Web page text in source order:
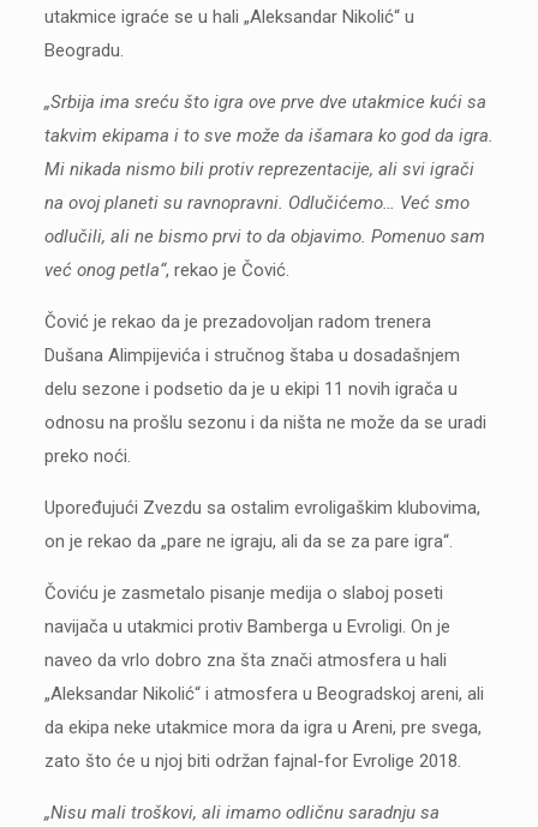
utakmice igraće se u hali „Aleksandar Nikolić“ u
Beogradu.
„Srbija ima sreću što igra ove prve dve utakmice kući sa
takvim ekipama i to sve može da išamara ko god da igra.
Mi nikada nismo bili protiv reprezentacije, ali svi igrači
na ovoj planeti su ravnopravni. Odlučićemo… Već smo
odlučili, ali ne bismo prvi to da objavimo. Pomenuo sam
već onog petla“, rekao je Čović.
Čović je rekao da je prezadovoljan radom trenera
Dušana Alimpijevića i stručnog štaba u dosadašnjem
delu sezone i podsetio da je u ekipi 11 novih igrača u
odnosu na prošlu sezonu i da ništa ne može da se uradi
preko noći.
Upoređujući Zvezdu sa ostalim evroligaškim klubovima,
on je rekao da „pare ne igraju, ali da se za pare igra“.
Čoviću je zasmetalo pisanje medija o slaboj poseti
navijača u utakmici protiv Bamberga u Evroligi. On je
naveo da vrlo dobro zna šta znači atmosfera u hali
„Aleksandar Nikolić“ i atmosfera u Beogradskoj areni, ali
da ekipa neke utakmice mora da igra u Areni, pre svega,
zato što će u njoj biti održan fajnal-for Evrolige 2018.
„Nisu mali troškovi, ali imamo odličnu saradnju sa